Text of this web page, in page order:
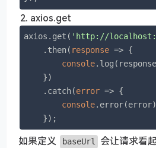
axios.get
axios.get( 'http://
    .then(
response => {
console
    })
    .catch(
error => {
console
    });
如果定义 baseUrl 会让请求看